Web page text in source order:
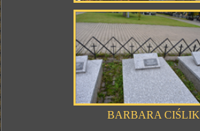
BARBARA CIŚLIK